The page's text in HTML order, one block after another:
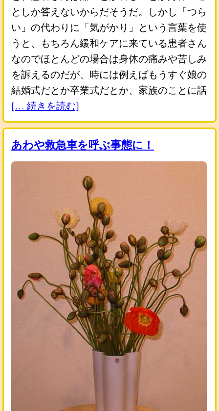
としか答えないからだそうだ。しかし「つら
い」の代わりに「気がかり」という言葉を使
うと、もちろん緩和ケアに来ている患者さん
なのでほとんどの場合は身体の痛みや苦しみ
を訴えるのだが、時には例えばもうすぐ娘の
結婚式だとか卒業式だとか、家族のことに話
[… 続きを読む]
あわや救急車を呼ぶ事態に！